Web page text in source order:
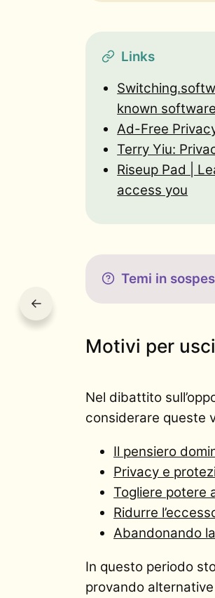
Links
known software
Ad-Free
Terry Yiu:
Riseup Pad |
access you
Temi in
Motivi per
Nel dibattito
considerare queste
Il pensiero
Privacy e
Togliere potere
Ridurre
Abandonando
In questo periodo
provando
←